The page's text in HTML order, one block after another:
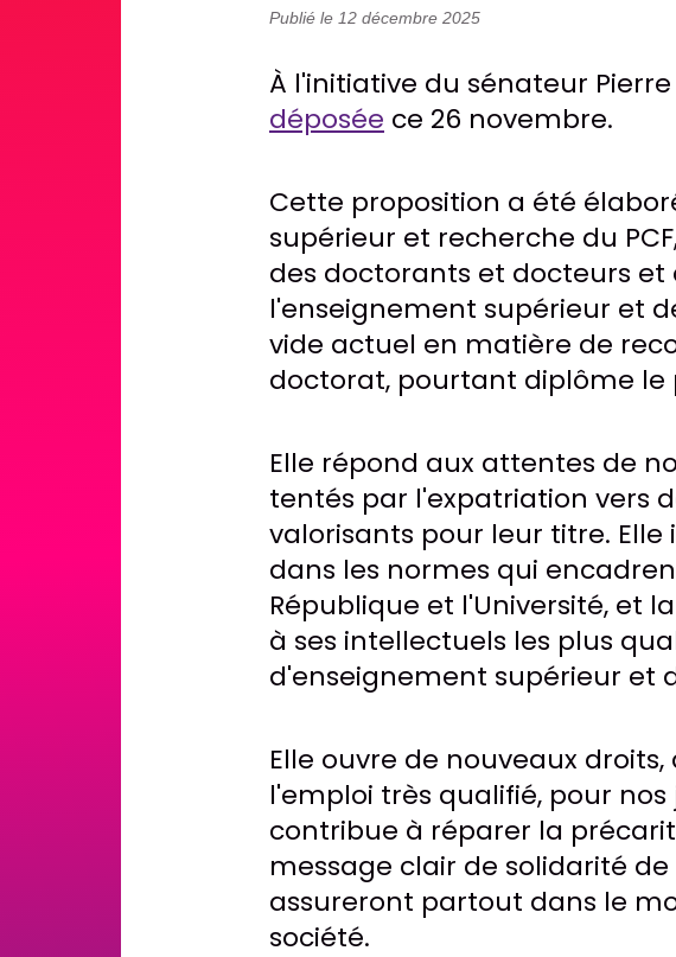
Publié le 12 décembre 2025
À l'initiative du sénateur Pierre
déposée ce 26 novembre.
Cette proposition a été
supérieur et recherche du
des doctorants et docteurs
l'enseignement supérieur et
vide actuel en matière de
doctorat, pourtant diplôme le
Elle répond aux attentes de
tentés par l'expatriation vers
valorisants pour leur titre.
dans les normes qui
République et l'Université, et
à ses intellectuels les plus
d'enseignement supérieur et
Elle ouvre de nouveaux
l'emploi très qualifié, pour
contribue à réparer la
message clair de solidarité
assureront partout dans le
société.